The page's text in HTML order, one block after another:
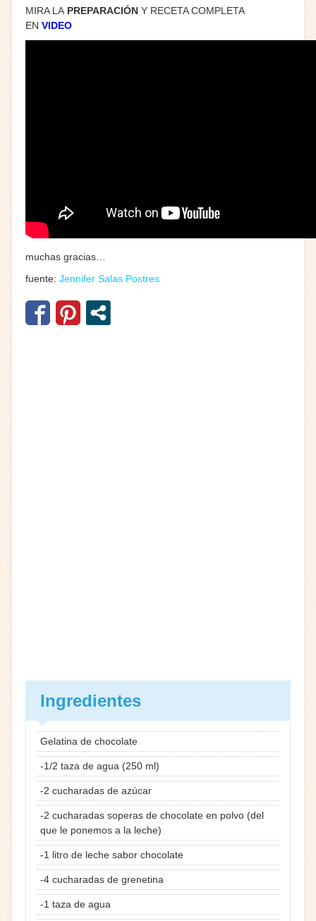
MIRA LA PREPARACIÓN Y RECETA COMPLETA
EN VIDEO
muchas gracias…
fuente: Jennifer Salas Postres
Ingredientes
Gelatina de chocolate
-1/2 taza de agua (250 ml)
-2 cucharadas de azúcar
-2 cucharadas soperas de chocolate en polvo (del
que le ponemos a la leche)
-1 litro de leche sabor chocolate
-4 cucharadas de grenetina
-1 taza de agua